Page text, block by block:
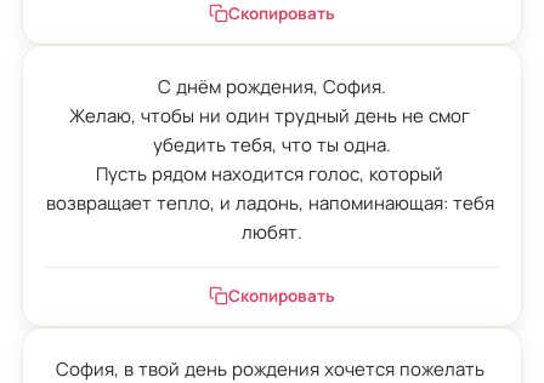
Скопировать
С днём рождения, София.
Желаю, чтобы ни один трудный день не смог
убедить тебя, что ты одна.
Пусть рядом находится голос, который
возвращает тепло, и ладонь, напоминающая: тебя
любят.
Скопировать
София, в твой день рождения хочется пожелать